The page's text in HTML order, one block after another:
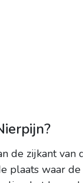
de zijkant van
plaats waar